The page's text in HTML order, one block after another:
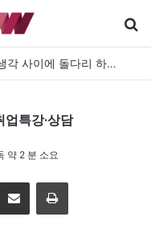
“사람을 위한 생각이라면 현실과 생각 사이에 돌다리 하나는 놓아야 하지 않을까”
업특강·상담
약 2 분 소요
이메일